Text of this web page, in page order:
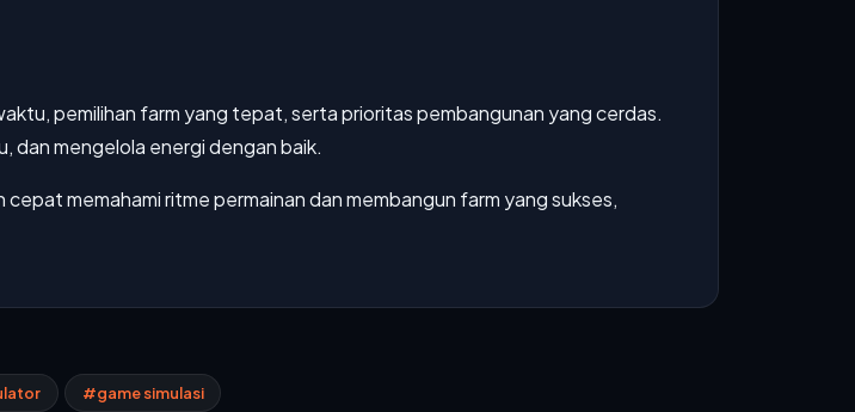
pemilihan farm yang tepat, serta prioritas pembangunan yang cerdas.
dan mengelola energi dengan baik.
memahami ritme permainan dan membangun farm yang sukses,
#game simulasi